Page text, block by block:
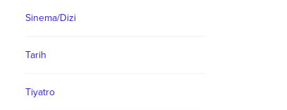
Sinema/Dizi
Tarih
Tiyatro